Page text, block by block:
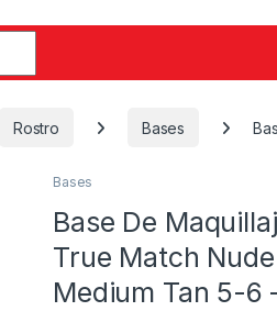
Rostro Bases
Bases
Base De
True Match
Medium Tan 5-6